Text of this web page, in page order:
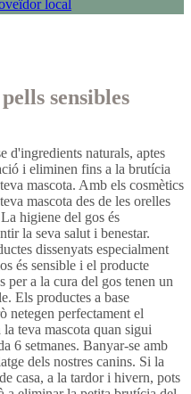
local
sensibles
d'ingredients naturals, aptes
i eliminen fins a la brutícia
mascota. Amb els cosmètics
mascota des de les orelles
higiene del gos és
la seva salut i benestar.
dissenyats especialment
és sensible i el producte
a la cura del gos tenen un
Els productes a base
netegen perfectament el
teva mascota quan sigui
6 setmanes. Banyar-se amb
dels nostres canins. Si la
casa, a la tardor i hivern, pots